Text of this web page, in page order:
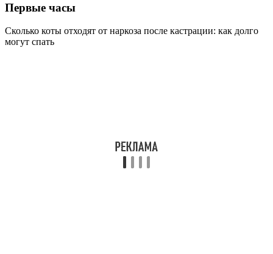
Первые часы
Сколько коты отходят от наркоза после кастрации: как долго
могут спать